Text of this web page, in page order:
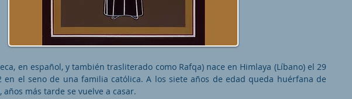
en español, y también trasliterado como Rafqa) nace en Himlaya (Líbano) el 29
en el seno de una familia católica. A los siete años de edad queda huérfana de
años más tarde se vuelve a casar.